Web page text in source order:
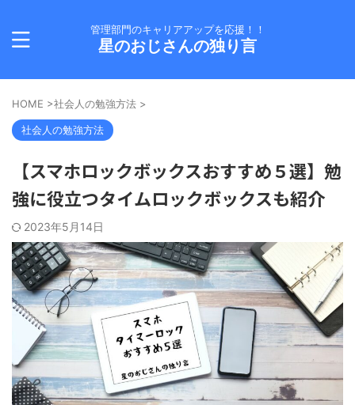
管理部門のキャリアアップを応援！！
星のおじさんの独り言
HOME >社会人の勉強方法 >
社会人の勉強方法
【スマホロックボックスおすすめ５選】勉
強に役立つタイムロックボックスも紹介
2023年5月14日